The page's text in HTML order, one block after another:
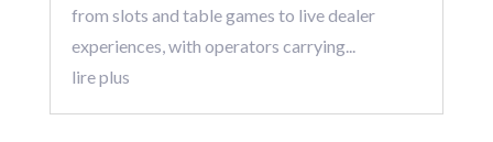
from slots and table games to live dealer
experiences, with operators carrying...
lire plus